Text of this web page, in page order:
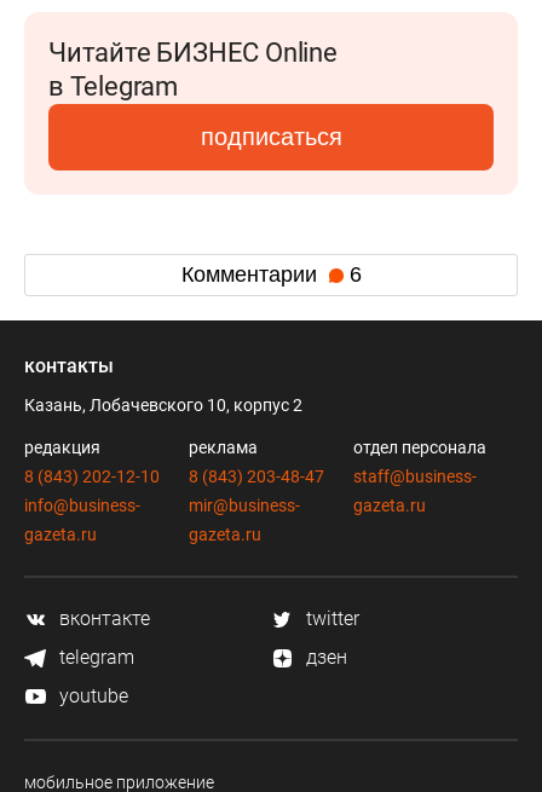
Читайте БИЗНЕС Online
в Telegram
подписаться
Комментарии 6
контакты
Казань, Лобачевского 10, корпус 2
редакция
8 (843) 202-12-10
info@business-
gazeta.ru
реклама
8 (843) 203-48-47
mir@business-
gazeta.ru
отдел персонала
staff@business-
gazeta.ru
вконтакте
twitter
telegram
дзен
youtube
мобильное приложение